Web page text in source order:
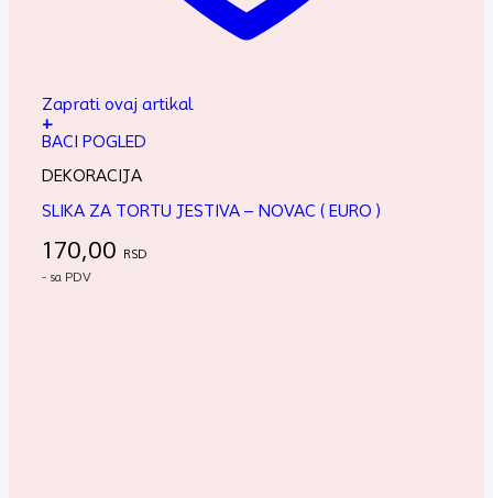
Zaprati ovaj artikal
+
BACI POGLED
DEKORACIJA
SLIKA ZA TORTU JESTIVA – NOVAC ( EURO )
170,00 RSD
- sa PDV